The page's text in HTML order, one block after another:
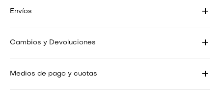
Envíos
Cambios y Devoluciones
Medios de pago y cuotas